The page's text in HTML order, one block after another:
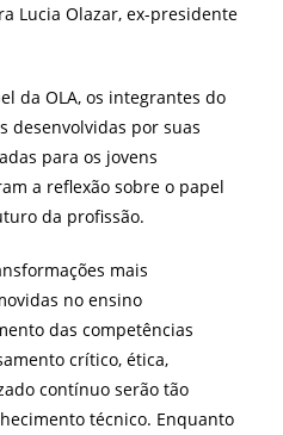
Lucia Olazar, ex-presidente
da OLA, os integrantes do
desenvolvidas por suas
para os jovens
a reflexão sobre o papel
da profissão.
mais
no ensino
das competências
crítico, ética,
contínuo serão tão
técnico. Enquanto